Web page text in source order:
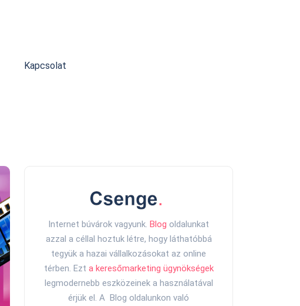
Kapcsolat
Internet búvárok vagyunk. Blog oldalunkat
azzal a céllal hoztuk létre, hogy láthatóbbá
tegyük a hazai vállalkozásokat az online
térben. Ezt a keresőmarketing ügynökségek
legmodernebb eszközeinek a használatával
érjük el. A Blog oldalunkon való